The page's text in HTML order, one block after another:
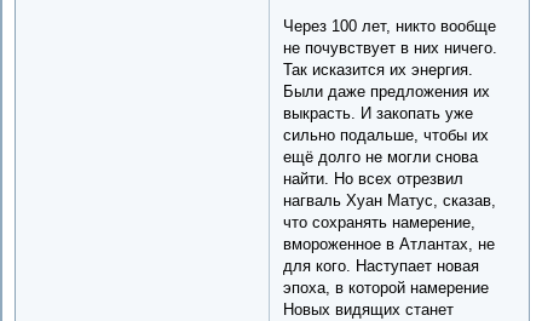
Через 100 лет, никто вообще
не почувствует в них ничего.
Так исказится их энергия.
Были даже предложения их
выкрасть. И закопать уже
сильно подальше, чтобы их
ещё долго не могли снова
найти. Но всех отрезвил
нагваль Хуан Матус, сказав,
что сохранять намерение,
вмороженное в Атлантах, не
для кого. Наступает новая
эпоха, в которой намерение
Новых видящих станет